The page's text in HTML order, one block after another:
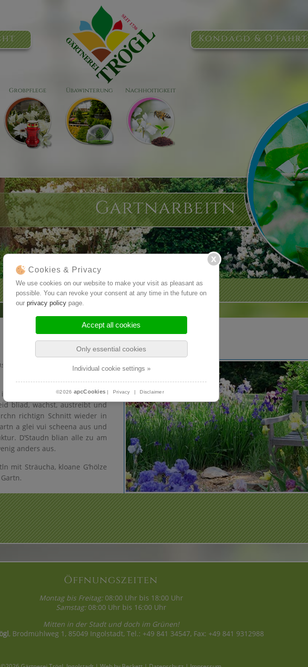
Kondagd & O'fahrt
Grobpflege Übawinterung Nachhoitigkeit
Gartnarbeitn
neizumschaugn, is de
Gartn. Jeda davo braucht an
bliad, wachst, austreibt und
richtign Schnitt wieder in
a glei vui scheena aus und
D’Staudn blian alle zu am
anders aus.
mit Sträucha, kloane G‘hölze
Öffnungszeiten
Montag bis Freitag:08:00 Uhr bis 18:00 Uhr
Samstag:08:00 Uhr bis 16:00 Uhr
Mitten in der Stadt und doch im Grünen!
, Brodmühlweg 1, 85049 Ingolstadt, Tel.: +49 841 34547, Fax: +49 841 9312988
Cookies & Privacy
We use cookies on our website to make your visit as pleasant as
possible. You can revoke your consent at any time in the future on
our privacy policypage.
Accept all cookies
Only essential cookies
Individual cookie settings »
©2026 apcCookies| Privacy | Disclaimer